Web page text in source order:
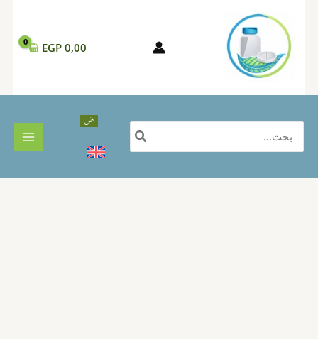
المحتوى
0,00
EGP
عن: